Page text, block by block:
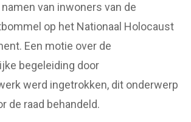
van inwoners van de
op het Nationaal Holocaust
Een motie over de
begeleiding door
werd ingetrokken, dit onderwerp
de raad behandeld.